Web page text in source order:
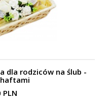
dla rodziców na ślub -
PLN